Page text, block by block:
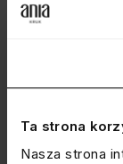
Ta strona
Nasza strona